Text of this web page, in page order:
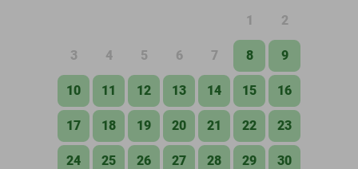
1 2
3 4 5 6 7 8 9
10 11 12 13 14 15 16
17 18 19 20 21 22 23
24 25 26 27 28 29 30